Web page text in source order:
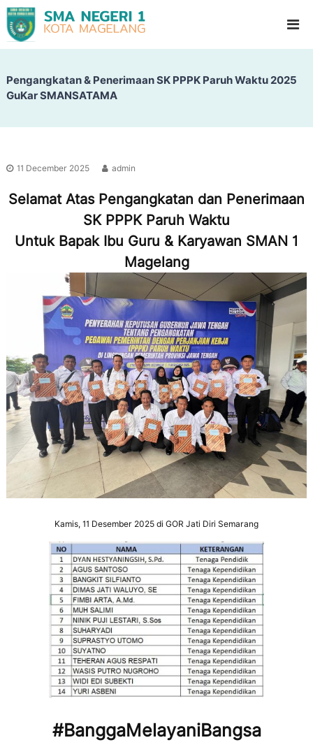
A
e
a
g
l
g
d
o
i
o
o
l
Pengangkatan & Penerimaan SK PPPK Paruh Waktu 2025
GuKar SMANSATAMA
11 December 2025 admin
Selamat Atas Pengangkatan dan Penerimaan
SK PPPK Paruh Waktu
Untuk Bapak Ibu Guru & Karyawan SMAN 1
Magelang
Kamis, 11 Desember 2025 di GOR Jati Diri Semarang
#BanggaMelayaniBangsa